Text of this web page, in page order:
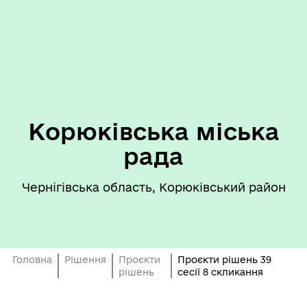
Корюківська міська
рада
Чернігівська область, Корюківський район
Головна Рішення
Проєкти
рішень
Проєкти рішень 39
сесії 8 скликання